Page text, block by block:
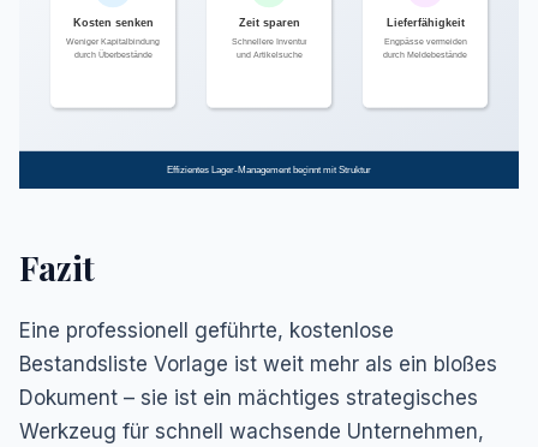
Kosten senken
Weniger Kapitalbindung
durch Überbestände
Zeit sparen
Schnellere Inventur
und Artikelsuche
Lieferfähigkeit
Engpässe vermeiden
durch Meldebestände
Effizientes Lager-Management beginnt mit Struktur
Fazit
Eine professionell geführte, kostenlose
Bestandsliste Vorlage ist weit mehr als ein bloßes
Dokument – sie ist ein mächtiges strategisches
Werkzeug für schnell wachsende Unternehmen,